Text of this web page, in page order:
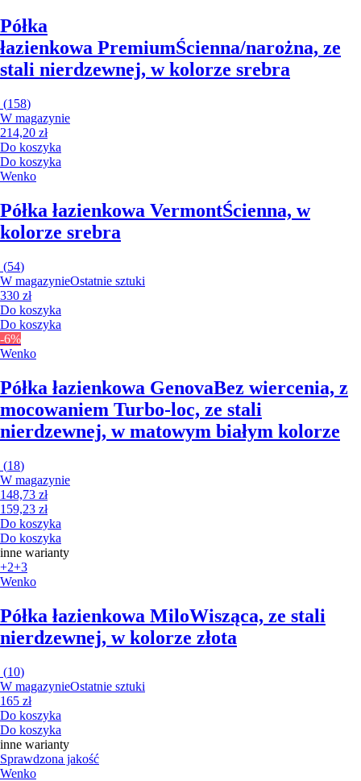
Półka
łazienkowa PremiumŚcienna/narożna, ze
stali nierdzewnej, w kolorze srebra
(158)
W magazynie
214,20 zł
Do koszyka
Do koszyka
Wenko
Półka łazienkowa VermontŚcienna, w
kolorze srebra
(54)
W magazynieOstatnie sztuki
330 zł
Do koszyka
Do koszyka
-6%
Wenko
Półka łazienkowa GenovaBez wiercenia, z
mocowaniem Turbo-loc, ze stali
nierdzewnej, w matowym białym kolorze
(18)
W magazynie
148,73 zł
159,23 zł
Do koszyka
Do koszyka
inne warianty
+2+3
Wenko
Półka łazienkowa MiloWisząca, ze stali
nierdzewnej, w kolorze złota
(10)
W magazynieOstatnie sztuki
165 zł
Do koszyka
Do koszyka
inne warianty
Sprawdzona jakość
Wenko